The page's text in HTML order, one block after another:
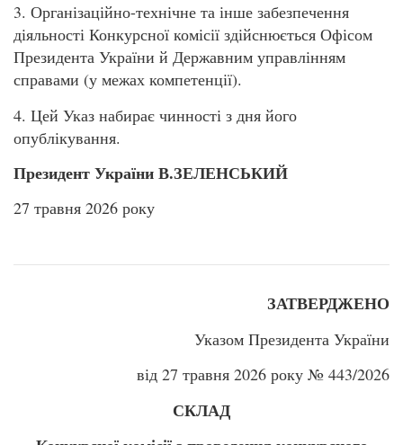
3. Організаційно-технічне та інше забезпечення
діяльності Конкурсної комісії здійснюється Офісом
Президента України й Державним управлінням
справами (у межах компетенції).
4. Цей Указ набирає чинності з дня його
опублікування.
ПрезидентУкраїни В.ЗЕЛЕНСЬКИЙ
27 травня 2026 року
ЗАТВЕРДЖЕНО
Указом Президента України
від 27 травня 2026 року № 443/2026
СКЛАД